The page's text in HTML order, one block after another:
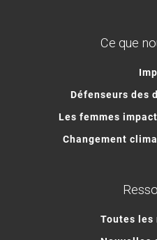
Ce que
Défenseurs des
Les femmes
Changement
Toutes les